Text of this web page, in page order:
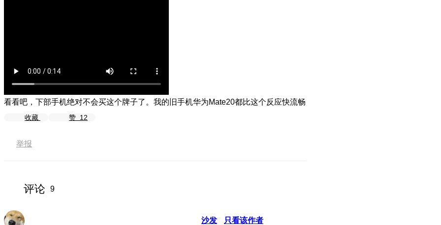
看看吧，下部手机绝对不会买这个牌子了。我的旧手机华为Mate20都比这个反应快流畅
收藏 赞 12
举报
评论 9
沙发 只看该作者